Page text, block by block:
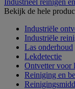
Bekijk de hele
Industriële
Industriële
Las onderhoud
Lekdetectie
Ontvetter voor
Reiniging en